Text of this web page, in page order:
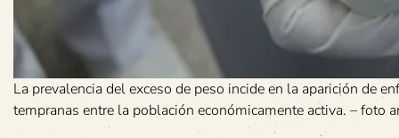
La prevalencia del exceso de peso incide en la aparición de
tempranas entre la población económicamente activa. – foto